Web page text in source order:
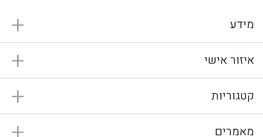
מידע
איזור אישי
קטגוריות
מאמרים